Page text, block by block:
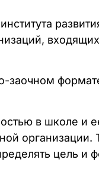
заочном
в школе и
цель